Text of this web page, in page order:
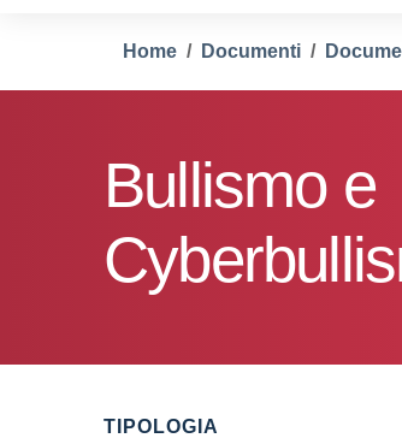
Home Documenti
Bullismo e
TIPOLOGIA